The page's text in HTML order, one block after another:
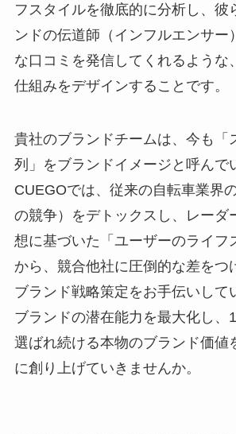
フスタイルを徹底的に分析し、彼
ンドの伝道師（インフルエンサー
な口コミを発信してくれるような
仕組みをデザインすることです。
貴社のブランドチームは、今も「
列」をブランドイメージと呼んで
CUEGOでは、従来の自転車業界
の競争）をデトックスし、レーダ
想に基づいた「ユーザーのライフ
から、競合他社に圧倒的な差をつ
ブランド戦略策定をお手伝いして
ブランドの潜在能力を最大化し、
選ばれ続ける本物のブランド価値
に創り上げていきませんか。